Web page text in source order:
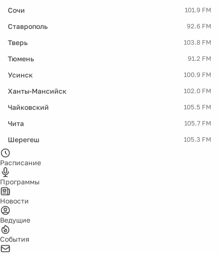
Сочи 101.9 FM
Ставрополь 92.6 FM
Тверь 103.8 FM
Тюмень 91.2 FM
Усинск 100.9 FM
Ханты-Мансийск 102.0 FM
Чайковский 105.5 FM
Чита 105.7 FM
Шерегеш 105.3 FM
Расписание
Программы
Новости
Ведущие
События